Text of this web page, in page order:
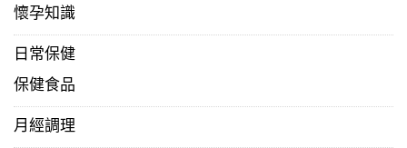
懷孕知識
日常保健
保健食品
月經調理